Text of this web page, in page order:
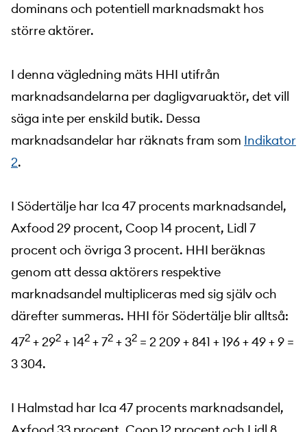
dominans och potentiell marknadsmakt hos
större aktörer.
I denna vägledning mäts HHI utifrån
marknadsandelarna per dagligvaruaktör, det vill
säga inte per enskild butik. Dessa
marknadsandelar har räknats fram som Indikator
2.
I Södertälje har Ica 47 procents marknadsandel,
Axfood 29 procent, Coop 14 procent, Lidl 7
procent och övriga 3 procent. HHI beräknas
genom att dessa aktörers respektive
marknadsandel multipliceras med sig själv och
därefter summeras. HHI för Södertälje blir alltså:
472 + 292 + 142 + 72 + 32 = 2 209 + 841 + 196 + 49 + 9 =
3 304.
I Halmstad har Ica 47 procents marknadsandel,